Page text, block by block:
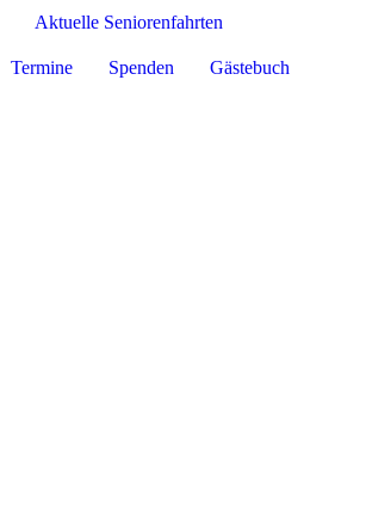
Aktuelle Seniorenfahrten
Termine Spenden Gästebuch